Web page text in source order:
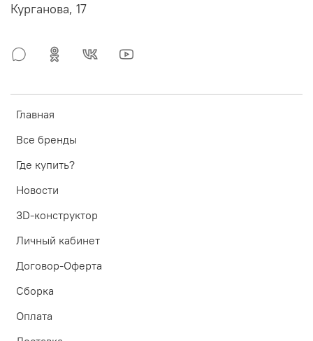
Главная
Все бренды
Где купить?
Новости
3D-конструктор
Личный кабинет
Договор-Оферта
Сборка
Оплата
Курганова, 17